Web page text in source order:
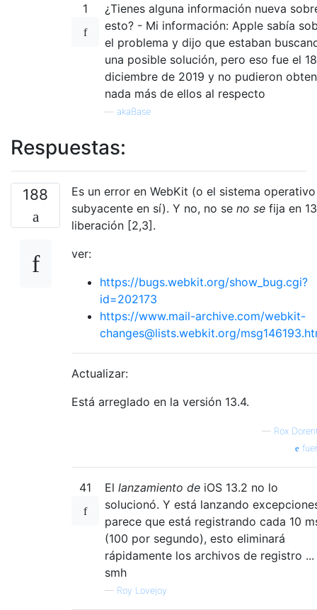
1
¿Tienes alguna información nueva
esto? - Mi información: Apple sabía
el problema y dijo que estaban
una posible solución, pero eso fue el
diciembre de 2019 y no pudieron
nada más de ellos al respecto
akaBase
Respuestas:
188
Es un error en WebKit (o el sistema operativo
subyacente en sí). Y no, no se no se fija en
liberación [2,3].
ver:
https://bugs.webkit.org/show_bug.cgi?
id=202173
https://www.mail-archive.com/webkit-
changes@lists.webkit.org/
Actualizar:
Está arreglado en la versión 13.4.
— Rox
41 El lanzamiento de iOS 13.2 no lo
solucionó. Y está lanzando
parece que está registrando cada 10
(100 por segundo), esto eliminará
rápidamente los archivos de registro ...
smh
— Roy Lovejoy